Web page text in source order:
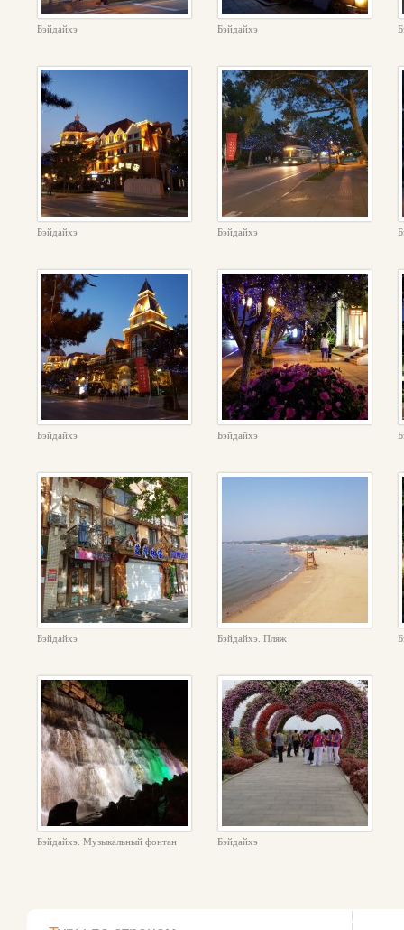
Бэйдайхэ Бэйдайхэ
Бэйдайхэ Бэйдайхэ
Бэйдайхэ Бэйдайхэ
Бэйдайхэ Бэйдайхэ. Пляж
Бэйдайхэ. Музыкальный фонтан Бэйдайхэ